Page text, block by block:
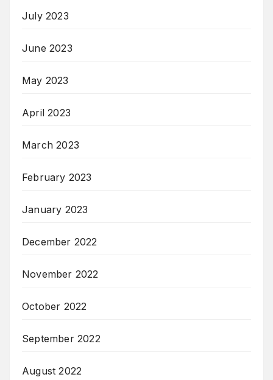
July 2023
June 2023
May 2023
April 2023
March 2023
February 2023
January 2023
December 2022
November 2022
October 2022
September 2022
August 2022